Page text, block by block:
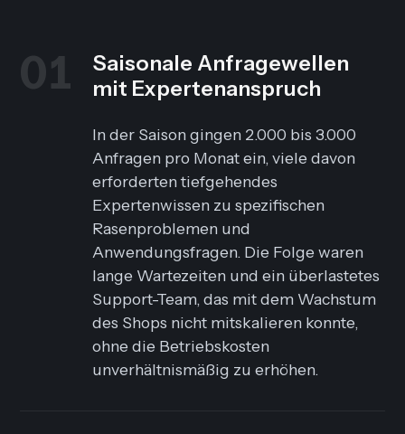
01
Saisonale Anfragewellen
mit Expertenanspruch
In der Saison gingen 2.000 bis 3.000
Anfragen pro Monat ein, viele davon
erforderten tiefgehendes
Expertenwissen zu spezifischen
Rasenproblemen und
Anwendungsfragen. Die Folge waren
lange Wartezeiten und ein überlastetes
Support-Team, das mit dem Wachstum
des Shops nicht mitskalieren konnte,
ohne die Betriebskosten
unverhältnismäßig zu erhöhen.